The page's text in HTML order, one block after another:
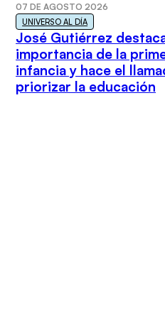
07 DE AGOSTO 2026
UNIVERSO AL DÍA
José Gutiérrez
importancia de la
infancia y hace el
priorizar la educación